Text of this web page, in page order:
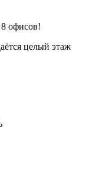
офисов!
целый этаж